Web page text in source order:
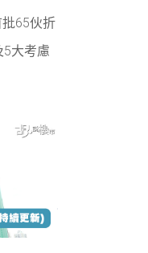
批65伙折
5大考慮